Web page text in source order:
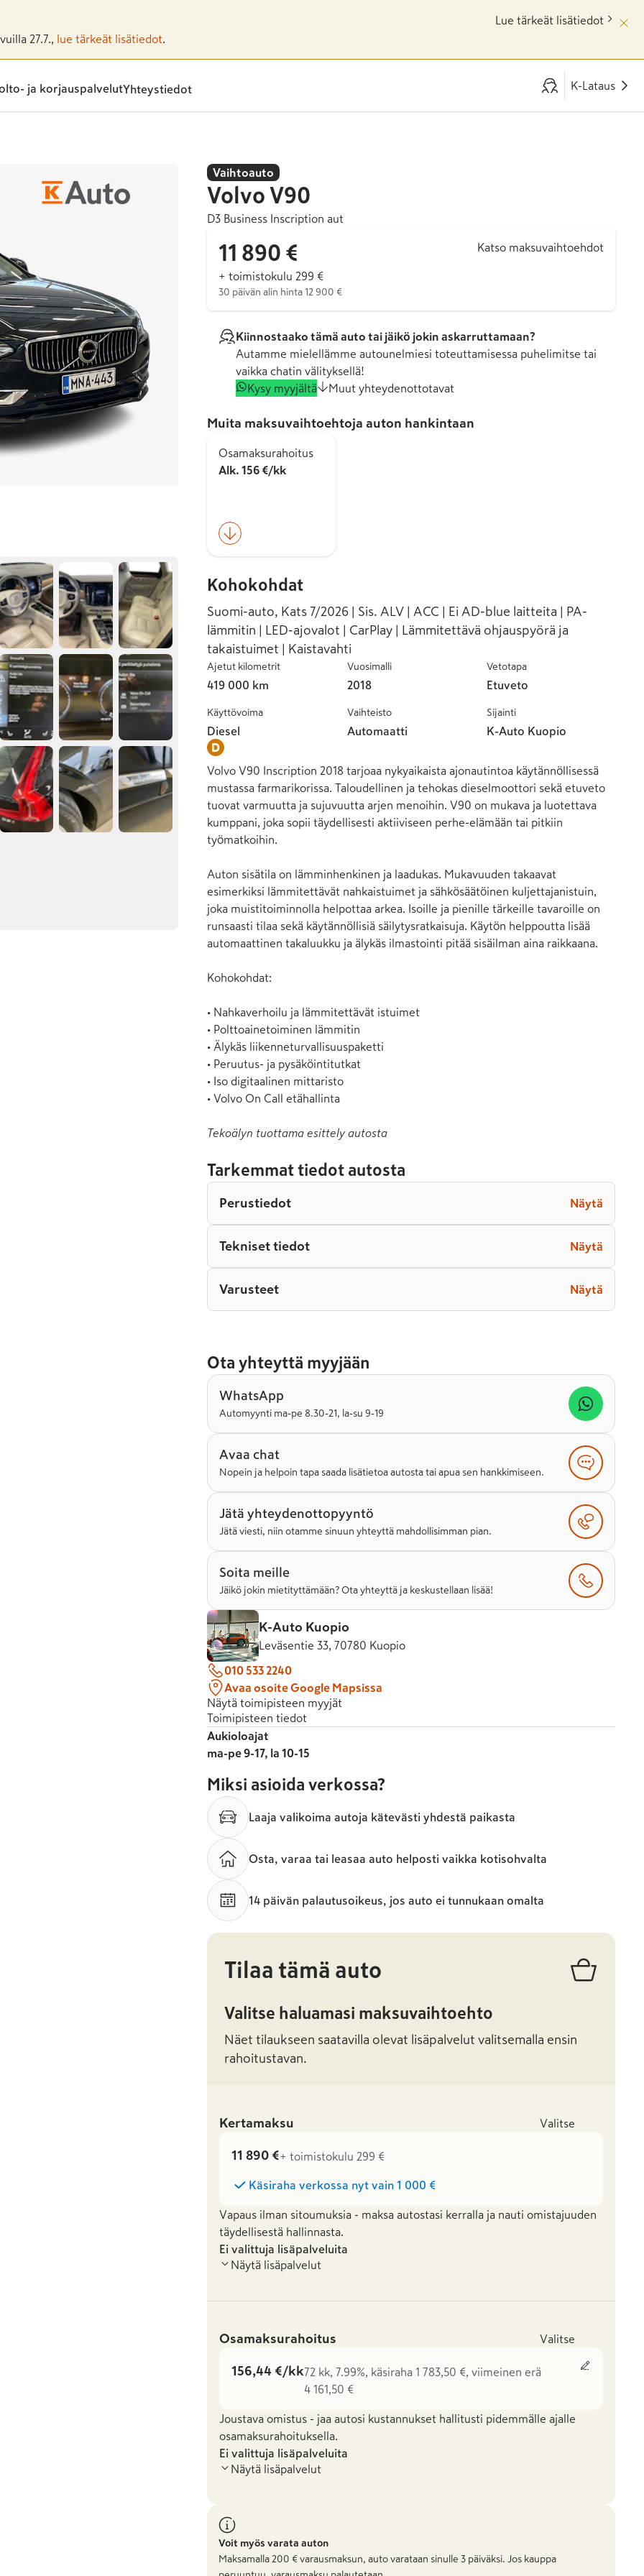
27.7., lue tärkeät lisätiedot
Lue tärkeät lisätiedot
ja korjauspalvelutYhteystiedot K-Lataus
Vaihtoauto
Volvo V90
D3 Business Inscription aut
11 890 €
+ toimistokulu 299 €
30 päivän alin hinta 12 900 €
Katso maksuvaihtoehdot
Kiinnostaako tämä auto tai jäikö jokin askarruttamaan?
Autamme mielellämme autounelmiesi toteuttamisessa puhelimitse tai
vaikka chatin välityksellä!
Kysy myyjältä
Muut yhteydenottotavat
Muita maksuvaihtoehtoja auton hankintaan
Osamaksurahoitus
Alk. 156 €/kk
Kohokohdat
Suomi-auto, Kats 7/2026 | Sis. ALV | ACC | Ei AD-blue laitteita | PA-
lämmitin | LED-ajovalot | CarPlay | Lämmitettävä ohjauspyörä ja
takaistuimet | Kaistavahti
Ajetut kilometrit
419 000 km
Vuosimalli
2018
Vetotapa
Etuveto
Käyttövoima
Diesel
Vaihteisto
Automaatti
Sijainti
K-Auto Kuopio
Volvo V90 Inscription 2018 tarjoaa nykyaikaista ajonautintoa käytännöllisessä
mustassa farmarikorissa. Taloudellinen ja tehokas dieselmoottori sekä etuveto
tuovat varmuutta ja sujuvuutta arjen menoihin. V90 on mukava ja luotettava
kumppani, joka sopii täydellisesti aktiiviseen perhe-elämään tai pitkiin
työmatkoihin.
Auton sisätila on lämminhenkinen ja laadukas. Mukavuuden takaavat
esimerkiksi lämmitettävät nahkaistuimet ja sähkösäätöinen kuljettajanistuin,
joka muistitoiminnolla helpottaa arkea. Isoille ja pienille tärkeille tavaroille on
runsaasti tilaa sekä käytännöllisiä säilytysratkaisuja. Käytön helppoutta lisää
automaattinen takaluukku ja älykäs ilmastointi pitää sisäilman aina raikkaana.
Kohokohdat:
• Nahkaverhoilu ja lämmitettävät istuimet
• Polttoainetoiminen lämmitin
• Älykäs liikenneturvallisuuspaketti
• Peruutus- ja pysäköintitutkat
• Iso digitaalinen mittaristo
• Volvo On Call etähallinta
Tekoälyn tuottama esittely autosta
Tarkemmat tiedot autosta
Perustiedot Näytä
Tekniset tiedot Näytä
Varusteet Näytä
Ota yhteyttä myyjään
WhatsApp
Automyynti ma-pe 8.30-21, la-su 9-19
Avaa chat
Nopein ja helpoin tapa saada lisätietoa autosta tai apua sen hankkimiseen.
Jätä yhteydenottopyyntö
Jätä viesti, niin otamme sinuun yhteyttä mahdollisimman pian.
Soita meille
Jäikö jokin mietityttämään? Ota yhteyttä ja keskustellaan lisää!
K-Auto Kuopio
Leväsentie 33, 70780 Kuopio
010 533 2240
Avaa osoite Google Mapsissa
Näytä toimipisteen myyjät
Toimipisteen tiedot
Aukioloajat
ma-pe 9-17, la 10-15
Miksi asioida verkossa?
Laaja valikoima autoja kätevästi yhdestä paikasta
Osta, varaa tai leasaa auto helposti vaikka kotisohvalta
14 päivän palautusoikeus, jos auto ei tunnukaan omalta
Tilaa tämä auto
Valitse haluamasi maksuvaihtoehto
Näet tilaukseen saatavilla olevat lisäpalvelut valitsemalla ensin
rahoitustavan.
Kertamaksu Valitse
11 890 €+ toimistokulu 299 €
Käsiraha verkossa nyt vain 1 000 €
Vapaus ilman sitoumuksia - maksa autostasi kerralla ja nauti omistajuuden
täydellisestä hallinnasta.
Ei valittuja lisäpalveluita
Näytä lisäpalvelut
Osamaksurahoitus Valitse
156,44 €/kk72 kk, 7.99%, käsiraha 1 783,50 €, viimeinen erä
4 161,50 €
Joustava omistus - jaa autosi kustannukset hallitusti pidemmälle ajalle
osamaksurahoituksella.
Ei valittuja lisäpalveluita
Näytä lisäpalvelut
Voit myös varata auton
Maksamalla 200 € varausmaksun, auto varataan sinulle 3 päiväksi. Jos kauppa